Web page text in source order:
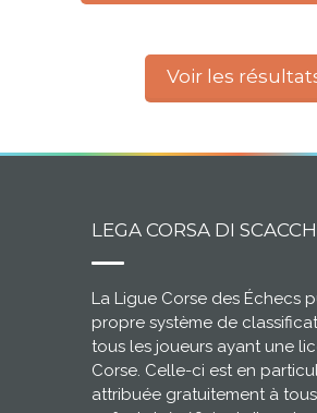
Voir les
LEGA CORSA DI
La Ligue Corse des Échecs
propre système de
tous les joueurs ayant une
Corse. Celle-ci est en
attribuée gratuitement à